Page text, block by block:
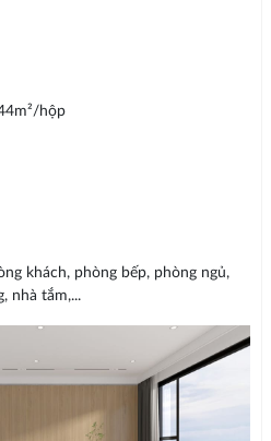
hộp
khách, phòng bếp, phòng ngủ,
nhà tắm,...